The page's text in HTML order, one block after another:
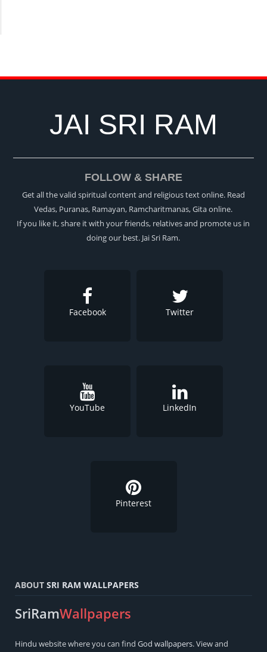
JAI SRI RAM
FOLLOW & SHARE
Get all the valid spiritual content and religious text online. Read
Vedas, Puranas, Ramayan, Ramcharitmanas, Gita online.
If you like it, share it with your friends, relatives and promote us in
doing our best. Jai Sri Ram.
Facebook Twitter
YouTube LinkedIn
Pinterest
ABOUT SRI RAM WALLPAPERS
SriRamWallpapers
Hindu website where you can find God wallpapers. View and